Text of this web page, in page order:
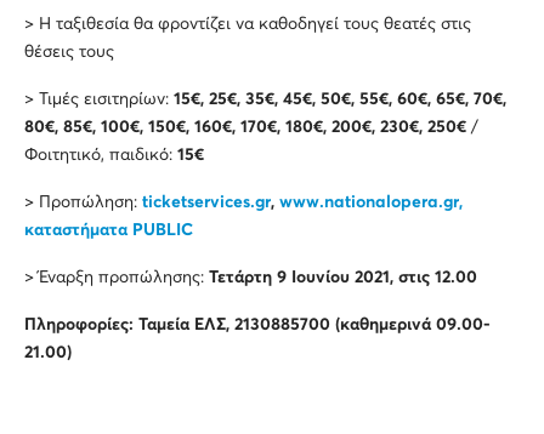
> Η ταξιθεσία θα φροντίζει να καθοδηγεί τους θεατές στις
θέσεις τους
> Τιμές εισιτηρίων: 15€, 25€, 35€, 45€, 50€, 55€, 60€, 65€, 70€,
80€, 85€, 100€, 150€, 160€, 170€, 180€, 200€, 230€, 250€ /
Φοιτητικό, παιδικό: 15€
> Προπώληση: ticketservices.gr, www.nationalopera.gr,
καταστήματα PUBLIC
> Έναρξη προπώλησης: Τετάρτη 9 Ιουνίου 2021, στις 12.00
Πληροφορίες: Ταμεία ΕΛΣ, 2130885700 (καθημερινά 09.00-
21.00)